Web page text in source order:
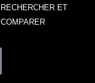
RECHERCHER ET
COMPARER